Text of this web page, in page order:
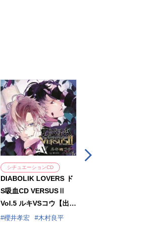
シチュエーションCD
DIABOLIK LOVERS ド
S吸血CD VERSUSⅡ
Vol.5 ルキVSコウ【出演
声優：櫻井孝宏 木村良
櫻井孝宏 木村良平